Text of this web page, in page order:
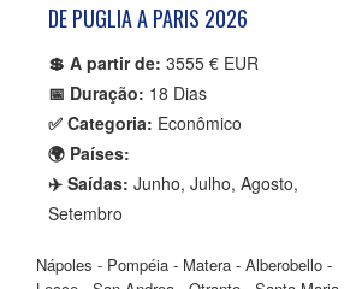
DE PUGLIA A PARIS 2026
💲 A partir de: 3555 € EUR
📅 Duração: 18 Dias
✅ Categoria: Econômico
🌍 Países:
✈️ Saídas: Junho, Julho, Agosto,
Setembro
Nápoles - Pompéia - Matera - Alberobello -